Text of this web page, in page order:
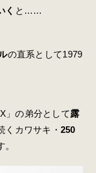
く と……
の直系として1979
」の弟分として露
くカワサキ・ 250